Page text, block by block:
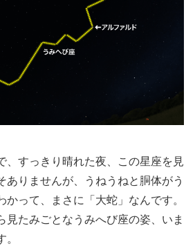
、すっきり晴れた夜、この星座を見
ありませんが、うねうねと胴体がう
かって、まさに「大蛇」なんです。
見たみごとなうみへび座の姿、いま